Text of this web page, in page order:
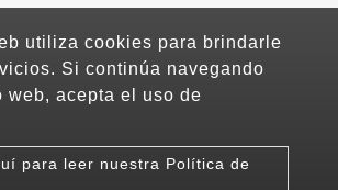
utiliza cookies para brindarle
Si continúa navegando
web, acepta el uso de
para leer nuestra Política de
, New Taipei City, Taiwan
sales@highlyelec.com.tw
：+886-2-8226-1490
Highly Electric Co., Ltd All rights